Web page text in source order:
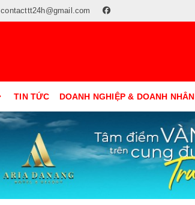
contacttt24h@gmail.com
TIN TỨC DOANH NGHIỆP & DOANH NHÂN